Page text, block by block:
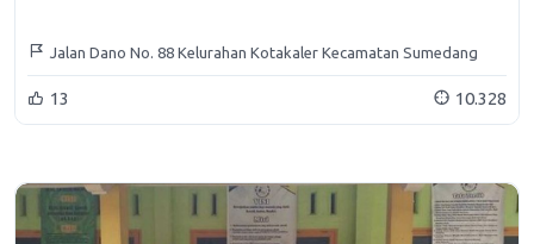
Jalan Dano No. 88 Kelurahan Kotakaler Kecamatan Sumedang
Utara
13 10.328